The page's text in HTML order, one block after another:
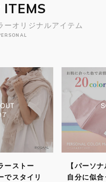
ITEMS
ーオリジナルアイテム
ーストー
でスタイリ
【パーソ
自分に似